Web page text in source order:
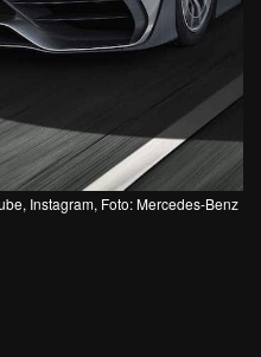
Instagram, Foto: Mercedes-Benz